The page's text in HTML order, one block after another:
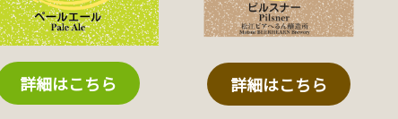
詳細はこちら 詳細はこちら